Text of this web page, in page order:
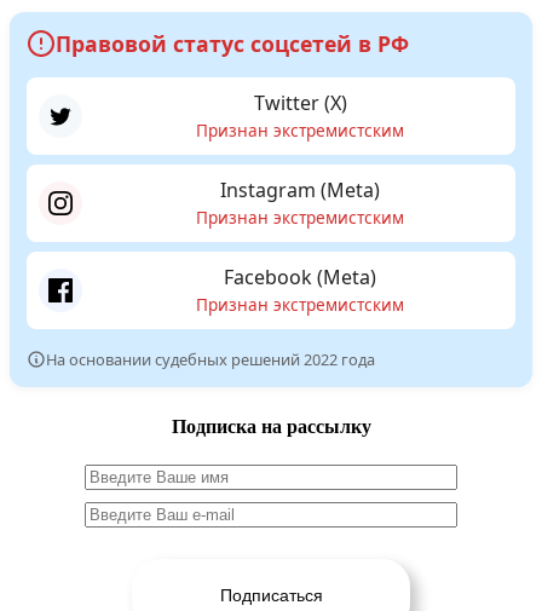
Правовой статус соцсетей в РФ
Twitter (X)
Признан экстремистским
Instagram (Meta)
Признан экстремистским
Facebook (Meta)
Признан экстремистским
На основании судебных решений 2022 года
Подписка на рассылку